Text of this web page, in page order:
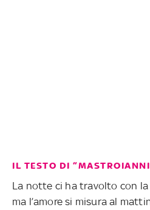
IL TESTO DI
La notte ci ha travolto con la
ma l’amore si misura al